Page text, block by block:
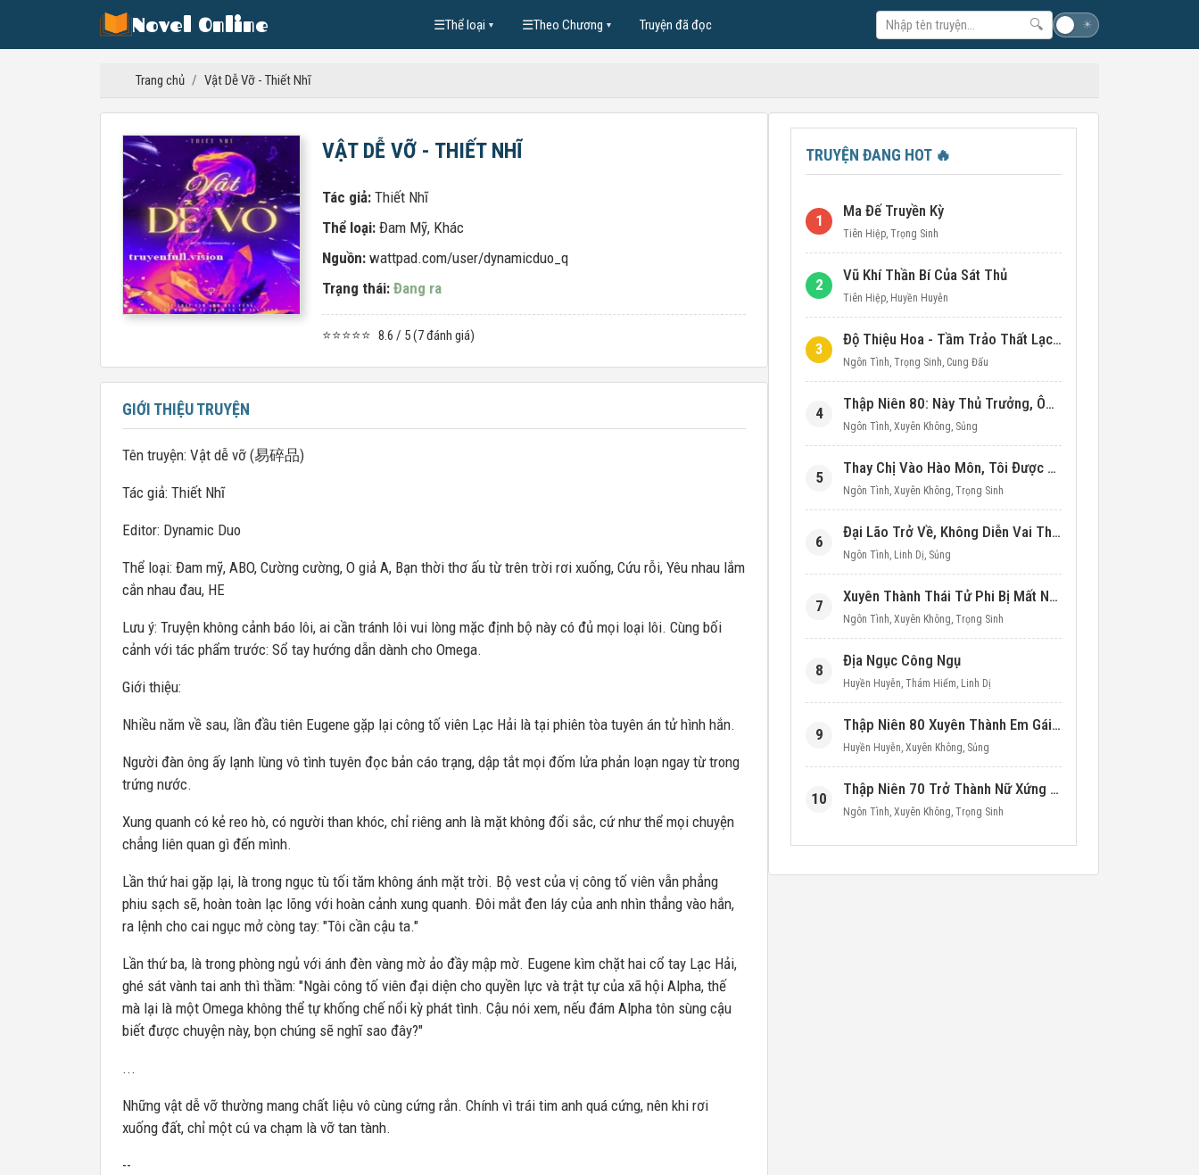
Novel Online ☰Thể loại ▼ ☰Theo Chương ▼ Truyện đã đọc 🔍 ☀
Trang chủ / Vật Dễ Vỡ - Thiết Nhĩ
VẬT DỄ VỠ - THIẾT NHĨ
Tác giả: Thiết Nhĩ
Thể loại: Đam Mỹ, Khác
Nguồn: wattpad.com/user/dynamicduo_q
Trạng thái: Đang ra
⭐⭐⭐⭐⭐ 8.6 / 5 (7 đánh giá)
GIỚI THIỆU TRUYỆN
Tên truyện: Vật dễ vỡ (易碎品)
Tác giả: Thiết Nhĩ
Editor: Dynamic Duo
Thể loại: Đam mỹ, ABO, Cường cường, O giả A, Bạn thời thơ ấu từ trên trời rơi xuống, Cứu rỗi, Yêu nhau lắm
cắn nhau đau, HE
Lưu ý: Truyện không cảnh báo lôi, ai cần tránh lôi vui lòng mặc định bộ này có đủ mọi loại lôi. Cùng bối
cảnh với tác phẩm trước: Sổ tay hướng dẫn dành cho Omega.
Giới thiệu:
Nhiều năm về sau, lần đầu tiên Eugene gặp lại công tố viên Lạc Hải là tại phiên tòa tuyên án tử hình hắn.
Người đàn ông ấy lạnh lùng vô tình tuyên đọc bản cáo trạng, dập tắt mọi đốm lửa phản loạn ngay từ trong
trứng nước.
Xung quanh có kẻ reo hò, có người than khóc, chỉ riêng anh là mặt không đổi sắc, cứ như thể mọi chuyện
chẳng liên quan gì đến mình.
Lần thứ hai gặp lại, là trong ngục tù tối tăm không ánh mặt trời. Bộ vest của vị công tố viên vẫn phẳng
phiu sạch sẽ, hoàn toàn lạc lõng với hoàn cảnh xung quanh. Đôi mắt đen láy của anh nhìn thẳng vào hắn,
ra lệnh cho cai ngục mở còng tay: "Tôi cần cậu ta."
Lần thứ ba, là trong phòng ngủ với ánh đèn vàng mờ ảo đầy mập mờ. Eugene kìm chặt hai cổ tay Lạc Hải,
ghé sát vành tai anh thì thầm: "Ngài công tố viên đại diện cho quyền lực và trật tự của xã hội Alpha, thế
mà lại là một Omega không thể tự khống chế nổi kỳ phát tình. Cậu nói xem, nếu đám Alpha tôn sùng cậu
biết được chuyện này, bọn chúng sẽ nghĩ sao đây?"
...
Những vật dễ vỡ thường mang chất liệu vô cùng cứng rắn. Chính vì trái tim anh quá cứng, nên khi rơi
xuống đất, chỉ một cú va chạm là vỡ tan tành.
--
TRUYỆN ĐANG HOT 🔥
1
Ma Đế Truyền Kỳ
Tiên Hiệp, Trọng Sinh
2
Vũ Khí Thần Bí Của Sát Thủ
Tiên Hiệp, Huyền Huyễn
3
Độ Thiệu Hoa - Tầm Trảo Thất Lạc Đích Ái Tình
Ngôn Tình, Trọng Sinh, Cung Đấu
4
Thập Niên 80: Này Thủ Trưởng, Ôm Một Cái Đi!
Ngôn Tình, Xuyên Không, Sủng
5
Thay Chị Vào Hào Môn, Tôi Được Cưng Chiều Hết Mực (Thập Niên 90)
Ngôn Tình, Xuyên Không, Trọng Sinh
6
Đại Lão Trở Về, Không Diễn Vai Thiên Kim Giả Nữa
Ngôn Tình, Linh Dị, Sủng
7
Xuyên Thành Thái Tử Phi Bị Mất Nước
Ngôn Tình, Xuyên Không, Trọng Sinh
8
Địa Ngục Công Ngụ
Huyền Huyễn, Thám Hiểm, Linh Dị
9
Thập Niên 80 Xuyên Thành Em Gái Học Bá
Huyền Huyễn, Xuyên Không, Sủng
10
Thập Niên 70 Trở Thành Nữ Xứng Nuôi Con Làm Giàu
Ngôn Tình, Xuyên Không, Trọng Sinh